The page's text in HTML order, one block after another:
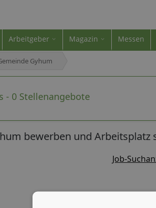
Arbeitgeber Magazin Messen
Gyhum
- 0 Stellenangebote
bewerben und Arbeitsplatz
Job-